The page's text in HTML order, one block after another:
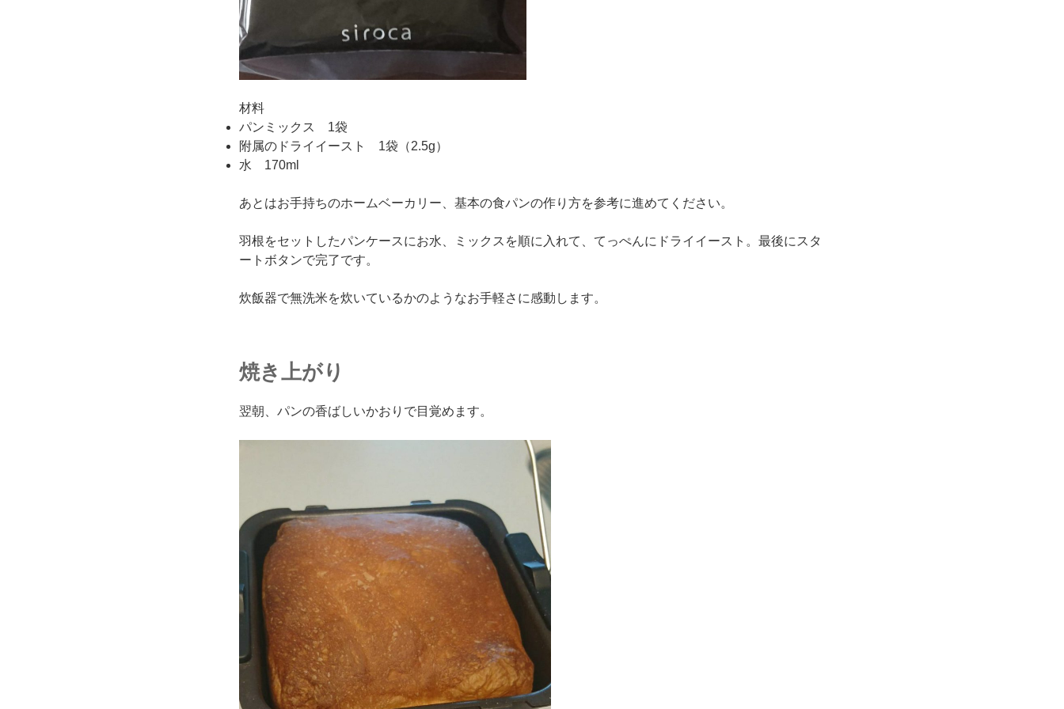
材料
パンミックス 1袋
附属のドライイースト 1袋（2.5g）
水 170ml
あとはお手持ちのホームベーカリー、基本の食パンの作り方を参考に進めてください。
羽根をセットしたパンケースにお水、ミックスを順に入れて、てっぺんにドライイースト。最後にスタ
ートボタンで完了です。
炊飯器で無洗米を炊いているかのようなお手軽さに感動します。
焼き上がり
翌朝、パンの香ばしいかおりで目覚めます。